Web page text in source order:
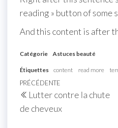
reading » button of some
And this content is after
Catégorie Astuces beauté
Étiquettes content read more
PRÉCÉDENTE
Lutter contre la chute
de cheveux